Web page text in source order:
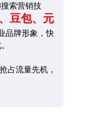
索营销技
豆包、元
品牌形象，快
占流量先机，